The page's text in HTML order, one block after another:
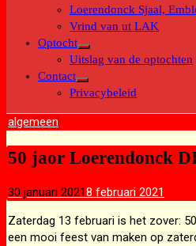
Loerendonck Sjaal,
Vrind van ut LAK
Optocht
Toon
submenu
Uitslag van de optochten
Contact
Toon
submenu
Privacybeleid
algemeen
50 jaor Loerendonck
30 januari 20218 februari 2021
Zaterdag 13 februari is het zover:
een mooi feest van maken op